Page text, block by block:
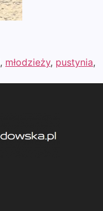
, młodzieży, pustynia,